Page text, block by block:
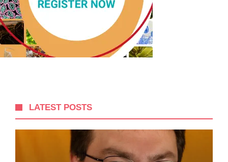
LATEST POSTS